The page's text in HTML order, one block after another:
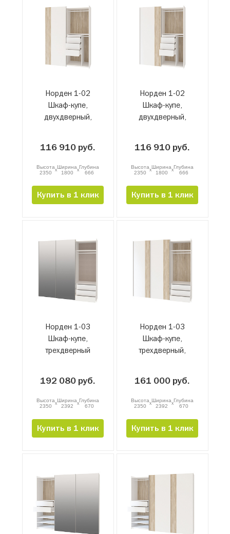
Норден 1-02
Шкаф-купе,
двухдверный,
116 910 руб.
Высота
2350
xШирина
1800
xГлубина
666
Купить в 1 клик
Норден 1-02
Шкаф-купе,
двухдверный,
116 910 руб.
Высота
2350
xШирина
1800
xГлубина
666
Купить в 1 клик
Норден 1-03
Шкаф-купе,
трехдверный
192 080 руб.
Высота
2350
xШирина
2392
xГлубина
670
Купить в 1 клик
Норден 1-03
Шкаф-купе,
трехдверный,
161 000 руб.
Высота
2350
xШирина
2392
xГлубина
670
Купить в 1 клик